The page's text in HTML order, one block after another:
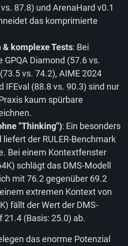
87.8) und ArenaHard v0.1
das komprimierte
komplexe Tests: Bei
GPQA Diamond (57.6 vs.
vs. 74.2), AIME 2024
IFEval (88.8 vs. 90.3) sind nur
kaum spürbare
"Thinking"): Ein besonders
der RULER-Benchmark
Bei einem Kontextfenster
schlägt das DMS-Modell
mit 76.2 gegenüber 69.2
extremen Kontext von
fällt der Wert der DMS-
(Basis: 25.0) ab.
das enorme Potenzial